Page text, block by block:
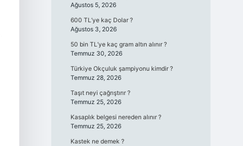
Ağustos 5, 2026
600 TL’ye kaç Dolar ?
Ağustos 3, 2026
50 bin TL’ye kaç gram altın alınır ?
Temmuz 30, 2026
Türkiye Okçuluk şampiyonu kimdir ?
Temmuz 28, 2026
Taşıt neyi çağrıştırır ?
Temmuz 25, 2026
Kasaplık belgesi nereden alınır ?
Temmuz 25, 2026
Kastek ne demek ?